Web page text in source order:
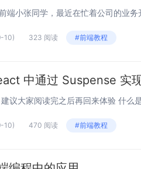
10) 323 阅读 #前端教程
中通过 Suspense 实
10) 470 阅读 #前端教程